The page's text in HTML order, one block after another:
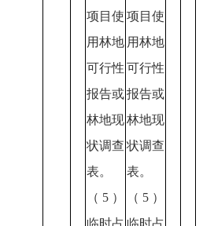
项目使
用林地
可行性
报告或
林地现
状调查
表。
（5）
临时占
项目使
用林地
可行性
报告或
林地现
状调查
表。
（5）
临时占